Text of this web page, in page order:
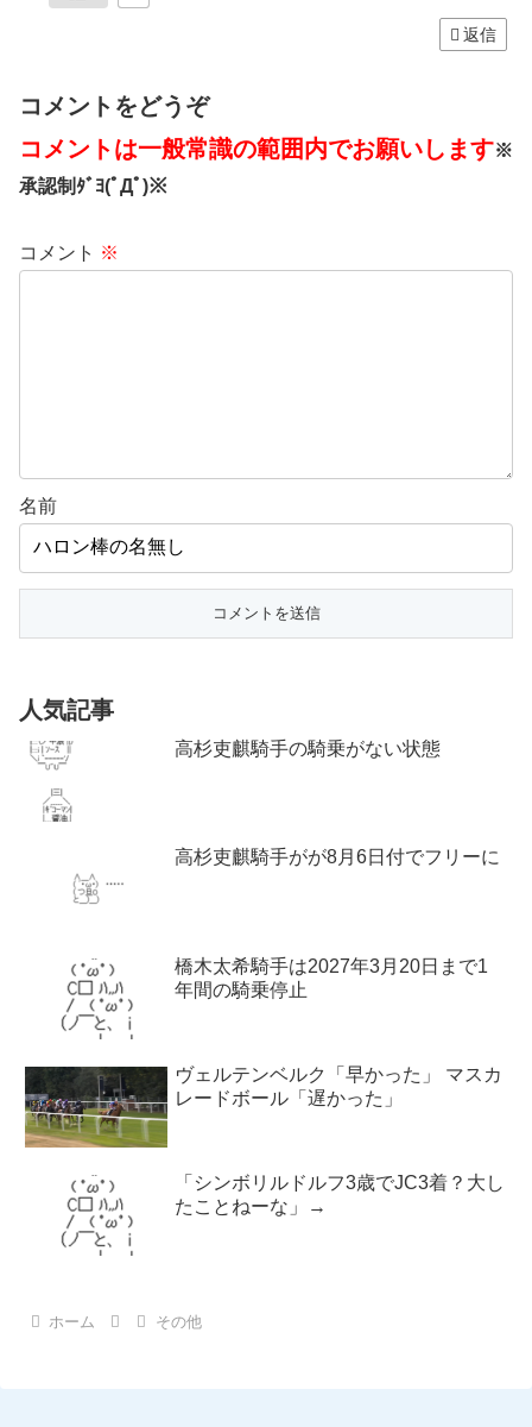
返信
コメントをどうぞ
コメントは一般常識の範囲内でお願いします※
承認制ﾀﾞﾖ(ﾟДﾟ)※
コメント ※
名前
人気記事
高杉吏麒騎手の騎乗がない状態
高杉吏麒騎手がが8月6日付でフリーに
橋木太希騎手は2027年3月20日まで1
年間の騎乗停止
ヴェルテンベルク「早かった」 マスカ
レードボール「遅かった」
「シンボリルドルフ3歳でJC3着？大し
たことねーな」→
ホーム その他